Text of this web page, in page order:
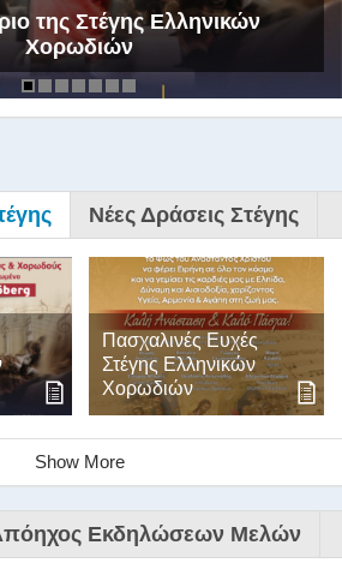
της Στέγης Ελληνικών
Χορωδιών
Νέες Δράσεις Στέγης
Πασχαλινές Ευχές
Στέγης Ελληνικών
Χορωδιών
Show More
Εκδηλώσεων Μελών